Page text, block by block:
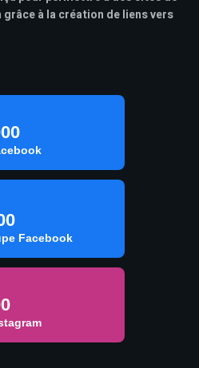
à la création de liens vers
Facebook